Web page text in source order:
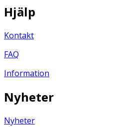
Hjälp
Kontakt
FAQ
Information
Nyheter
Nyheter